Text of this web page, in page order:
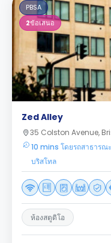
PBSA
2ข้อเสนอ
Zed Alley
35 Colston Avenue,
10 mins โดยรถสาธารณะ
บริสโทล
ห้องสตูดิโอ